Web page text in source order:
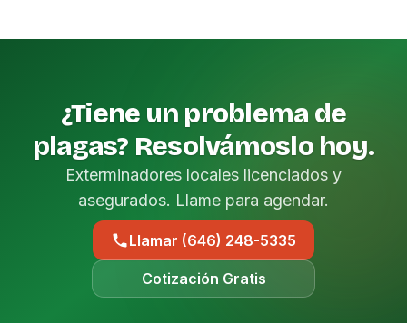
¿Tiene un problema de
plagas? Resolvámoslo hoy.
Exterminadores locales licenciados y
asegurados. Llame para agendar.
Llamar (646) 248-5335
Cotización Gratis